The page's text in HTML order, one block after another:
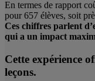
En termes de rapport
pour 657 élèves, soit
Ces chiffres parlent
qui a un impact
Cette expérience
leçons.